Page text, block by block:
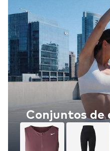
Conjuntos